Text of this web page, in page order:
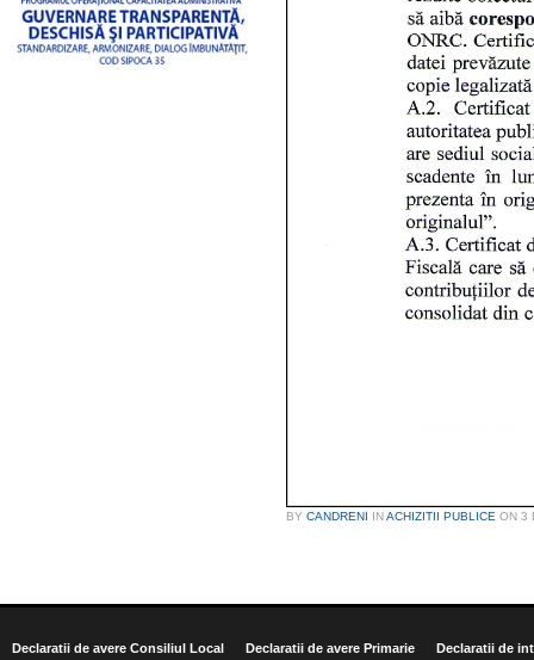
BY CANDRENI INACHIZITII PUBLICE ON 3
Declaratii de avere Consiliul Local Declaratii de avere Primarie
Declaratii de